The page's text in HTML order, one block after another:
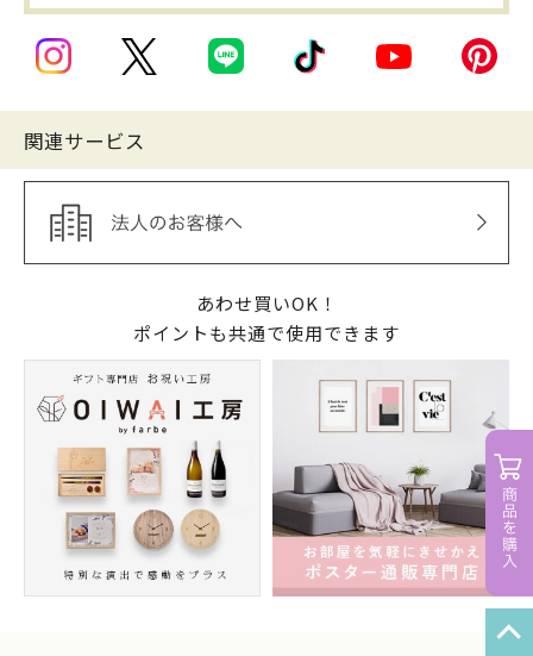
関連サービス
あわせ買いOK！
ポイントも共通で使用できます